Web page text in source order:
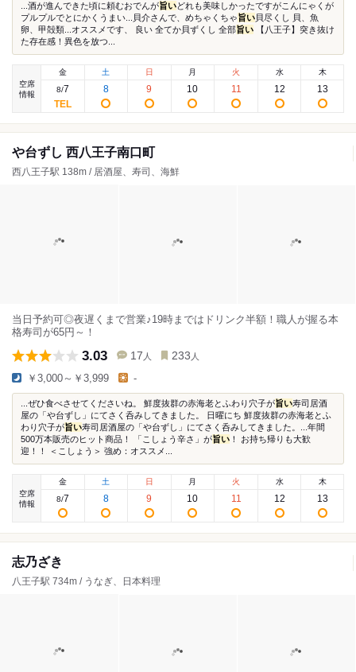
...酒が進んできた頃に頼むおでんが旨いどれも美味しかったですがこんにゃくが
プルプルでとにかくうまい...貝介さんで、めちゃくちゃ旨い 貝尽くし 貝、魚
卵、甲殻類...オススメです、 良い 全てか貝ずくし 全部旨い 【八王子】突き抜け
た存在感！異色を放つ...
空席
情報
金
8/7
土
8
日
9
月
10
火
11
水
12
木
13
や台ずし 西八王子南口町
西八王子駅 138m / 居酒屋、寿司、海鮮
当日予約可◎夜遅くまで営業♪19時まではドリンク半額！職人が握る本
格寿司が65円～！
3.03 17 人 233 人
￥3,000～￥3,999 -
...ぜひ食べさせてくださいね。 鮮度抜群の赤海老とふわり穴子が旨い寿司居酒
屋の「や台ずし」にてさく呑みしてきました。 日曜にち 鮮度抜群の赤海老とふ
わり穴子が旨い寿司居酒屋の「や台ずし」にてさく呑みしてきました。...年間
500万本販売のヒット商品！ 「こしょう辛さ」が旨い ！ お持ち帰りも大歓
迎！！ ＜こしょう＞ 強め：オススメ...
空席
情報
金
8/7
土
8
日
9
月
10
火
11
水
12
木
13
志乃ざき
八王子駅 734m / うなぎ、日本料理